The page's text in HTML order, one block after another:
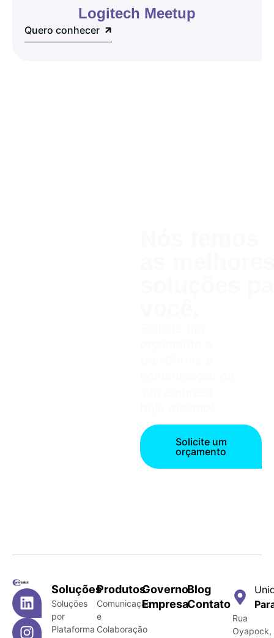
Logitech Meetup
Quero conhecer
Solicite um
orçamento
Soluções
Soluções
por
Plataforma
Produtos
Comunicação
e
Colaboração
Governo
Empresa
Blog
Contato
Rua
Oyapock,